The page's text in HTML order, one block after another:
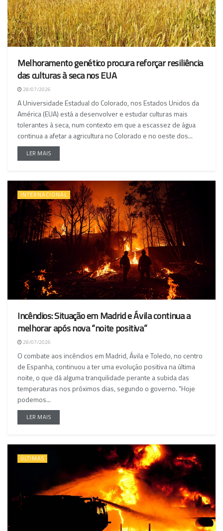
Melhoramento genético procura reforçar resiliência
das culturas à seca nos EUA
28/07/2026
A Universidade Estadual do Colorado, nos Estados Unidos da
América (EUA) está a desenvolver e estudar culturas mais
tolerantes à seca, num contexto em que a escassez de água
continua a afetar a agricultura no Colorado e no oeste dos...
LER MAIS
INTERNACIONAL
Incêndios: Situação em Madrid e Ávila continua a
melhorar após nova “noite positiva”
28/07/2026
O combate aos incêndios em Madrid, Ávila e Toledo, no centro
de Espanha, continuou a ter uma evolução positiva na última
noite, o que dá alguma tranquilidade perante a subida das
temperaturas nos próximos dias, segundo o governo. "Hoje
podemos...
LER MAIS
ÚLTIMAS